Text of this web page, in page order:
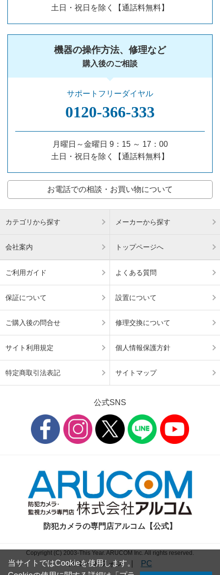
土日・祝日を除く【通話料無料】
機器の操作方法、修理など
購入後のご相談
サポートフリーダイヤル
0120‐366‐333
月曜日～金曜日 9：15 ～ 17：00
土日・祝日を除く【通話料無料】
お電話での相談・お買い物について
カテゴリから探す メーカーから探す
会社案内 トップページへ
ご利用ガイド よくある質問
保証について 設置について
ご購入後の問合せ 修理交換について
サイト利用規定 個人情報保護方針
特定商取引法表記 サイトマップ
公式SNS
防犯カメラの専門店アルコム【公式】
Copyright (C) 2003-This Year. ARUCOM Inc. All rights reserved.
スマートフォン| PC
当サイトではCookieを使用します。